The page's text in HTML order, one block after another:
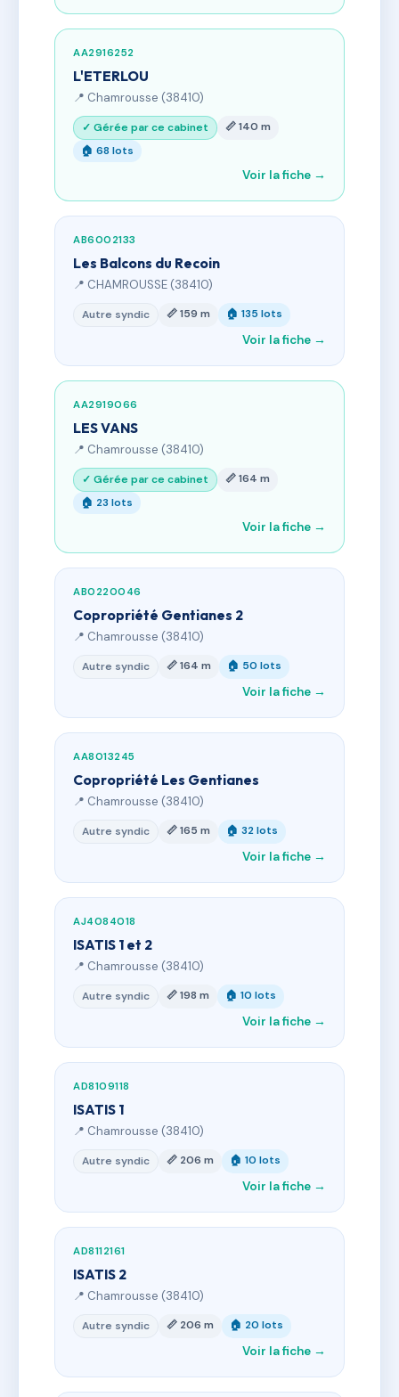
AA2916252
L'ETERLOU
📍 Chamrousse (38410)
✓ Gérée par ce cabinet
📏 140 m
🏠 68 lots
Voir la fiche →
AB6002133
Les Balcons du Recoin
📍 CHAMROUSSE (38410)
Autre syndic 📏 159 m 🏠 135 lots
Voir la fiche →
AA2919066
LES VANS
📍 Chamrousse (38410)
✓ Gérée par ce cabinet
📏 164 m
🏠 23 lots
Voir la fiche →
AB0220046
Copropriété Gentianes 2
📍 Chamrousse (38410)
Autre syndic 📏 164 m 🏠 50 lots
Voir la fiche →
AA8013245
Copropriété Les Gentianes
📍 Chamrousse (38410)
Autre syndic 📏 165 m 🏠 32 lots
Voir la fiche →
AJ4084018
ISATIS 1 et 2
📍 Chamrousse (38410)
Autre syndic 📏 198 m 🏠 10 lots
Voir la fiche →
AD8109118
ISATIS 1
📍 Chamrousse (38410)
Autre syndic 📏 206 m 🏠 10 lots
Voir la fiche →
AD8112161
ISATIS 2
📍 Chamrousse (38410)
Autre syndic 📏 206 m 🏠 20 lots
Voir la fiche →